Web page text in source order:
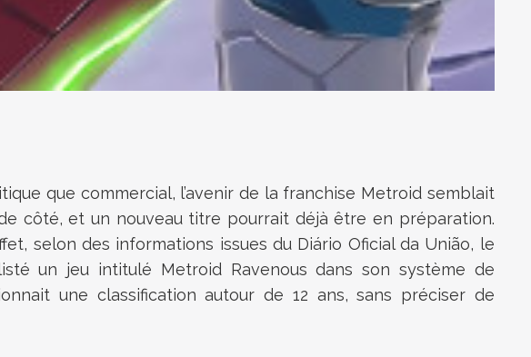
que commercial, l’avenir de la franchise Metroid semblait
côté, et un nouveau titre pourrait déjà être en préparation.
selon des informations issues du Diário Oficial da União, le
un jeu intitulé Metroid Ravenous dans son système de
une classification autour de 12 ans, sans préciser de